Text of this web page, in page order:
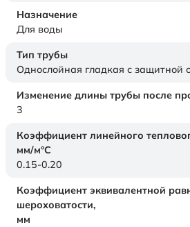
Назначение
Для воды
Тип трубы
Однослойная гладкая с защитной
Изменение длины трубы после
3
Коэффициент линейного
мм/м°С
0.15-0.20
Коэффициент эквивалентной
шероховатости,
мм